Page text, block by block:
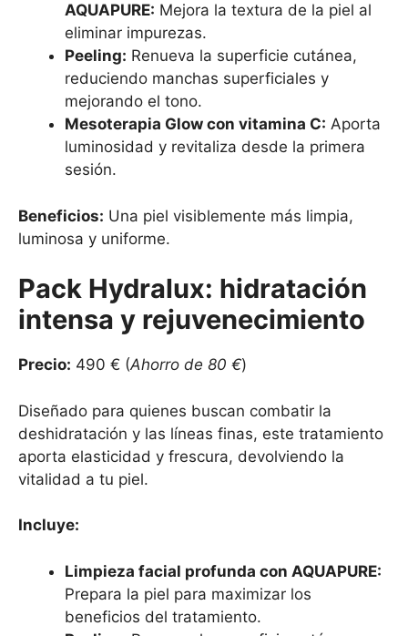
AQUAPURE: Mejora la textura de la piel al
eliminar impurezas.
Peeling: Renueva la superficie cutánea,
reduciendo manchas superficiales y
mejorando el tono.
Mesoterapia Glow con vitamina C: Aporta
luminosidad y revitaliza desde la primera
sesión.
Beneficios: Una piel visiblemente más limpia,
luminosa y uniforme.
Pack Hydralux: hidratación
intensa y rejuvenecimiento
Precio: 490 € (Ahorro de 80 €)
Diseñado para quienes buscan combatir la
deshidratación y las líneas finas, este tratamiento
aporta elasticidad y frescura, devolviendo la
vitalidad a tu piel.
Incluye:
Limpieza facial profunda con AQUAPURE:
Prepara la piel para maximizar los
beneficios del tratamiento.